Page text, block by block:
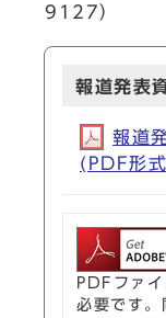
9127）
報道発表
報道
(PDF形
PDFファ
必要です。